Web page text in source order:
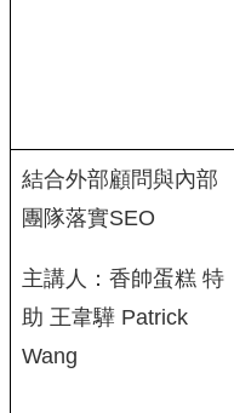
結合外部顧問與內部
團隊落實SEO
主講人：香帥蛋糕 特
助 王韋驊 Patrick
Wang